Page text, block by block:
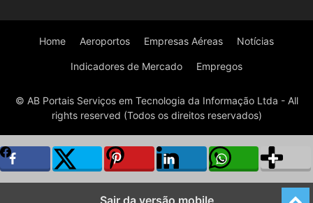
Home Aeroportos Empresas Aéreas Notícias
Indicadores de Mercado Empregos
© AB Portais Serviços em Tecnologia da Informação Ltda - All
rights reserved (Todos os direitos reservados)
Sair da versão mobile